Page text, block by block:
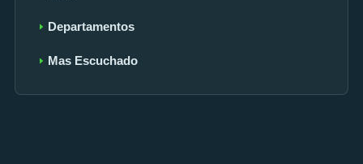
Departamentos
Mas Escuchado